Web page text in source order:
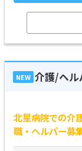
NEW 介護/ヘル
北星病院での介
職・ヘルパー募